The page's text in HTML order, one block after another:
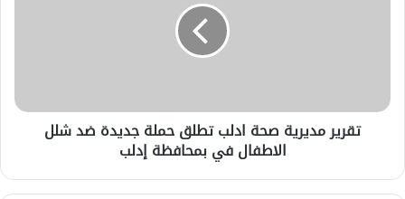
تقرير مديرية صحة ادلب تطلق حملة جديدة ضد شلل
الاطفال في بمحافظة إدلب